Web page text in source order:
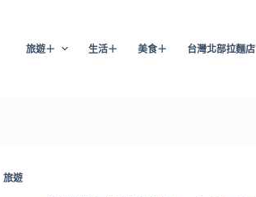
旅遊＋ 生活＋ 美食＋ 台灣北部拉麵店
旅遊